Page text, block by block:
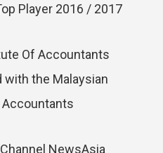
Player 2016 / 2017
with the Malaysian